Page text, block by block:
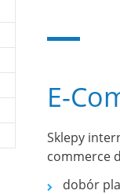
E-
Sklepy
commerce
dobór